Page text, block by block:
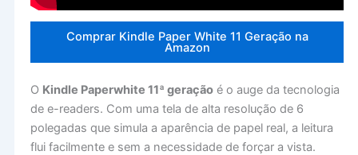
Comprar Kindle Paper White 11 Geração na
Amazon
O Kindle Paperwhite 11ª geraçãoé o auge da tecnologia
de e-readers. Com uma tela de alta resolução de 6
polegadas que simula a aparência de papel real, a leitura
flui facilmente e sem a necessidade de forçar a vista.